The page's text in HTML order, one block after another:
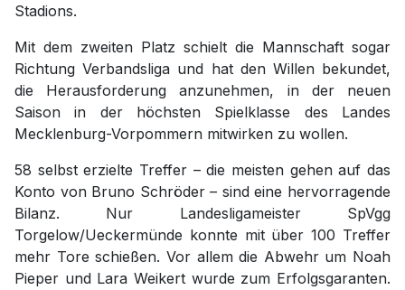
Stadions.
Mit dem zweiten Platz schielt die Mannschaft sogar
Richtung Verbandsliga und hat den Willen bekundet,
die Herausforderung anzunehmen, in der neuen
Saison in der höchsten Spielklasse des Landes
Mecklenburg-Vorpommern mitwirken zu wollen.
58 selbst erzielte Treffer – die meisten gehen auf das
Konto von Bruno Schröder – sind eine hervorragende
Bilanz. Nur Landesligameister SpVgg
Torgelow/Ueckermünde konnte mit über 100 Treffer
mehr Tore schießen. Vor allem die Abwehr um Noah
Pieper und Lara Weikert wurde zum Erfolgsgaranten.